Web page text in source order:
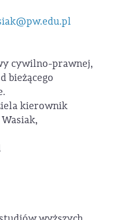
cywilno-prawnej,
bieżącego
kierownik